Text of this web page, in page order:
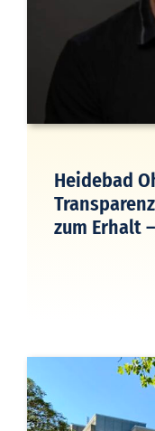
Heidebad
zum Erhalt